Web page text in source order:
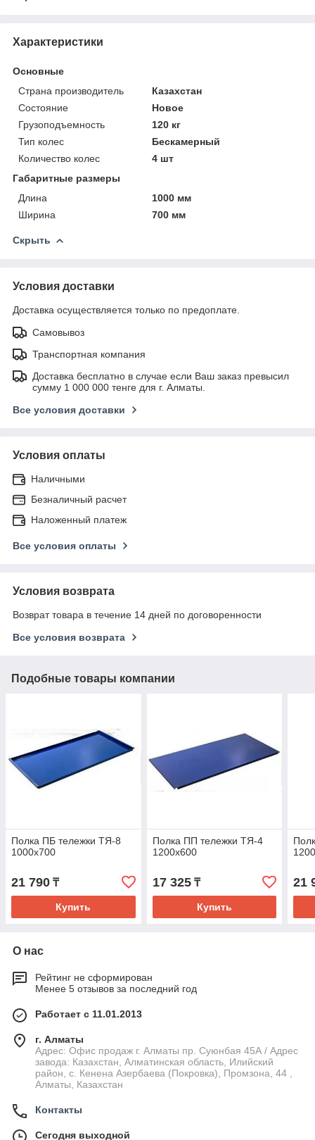
Характеристики
Основные
Страна производитель
Казахстан
Состояние
Новое
Грузоподъемность
120 кг
Тип колес
Бескамерный
Количество колес
4 шт
Габаритные размеры
Длина
1000 мм
Ширина
700 мм
Скрыть
Условия доставки
Доставка осуществляется только по предоплате.
Самовывоз
Транспортная компания
Доставка бесплатно в случае если Ваш заказ превысил
сумму 1 000 000 тенге для г. Алматы.
Все условия доставки
Условия оплаты
Наличными
Безналичный расчет
Наложенный платеж
Все условия оплаты
Условия возврата
Возврат товара в течение 14 дней по договоренности
Все условия возврата
Подобные товары компании
Полка ПБ тележки ТЯ-8
1000х700
21 790 ₸
Купить
Полка ПП тележки ТЯ-4
1200х600
17 325₸
Купить
21
О нас
Рейтинг не сформирован
Менее 5 отзывов за последний год
Работает с 11.01.2013
г. Алматы
Адрес: Офис продаж г. Алматы пр. Суюнбая 45А / Адрес
завода: Казахстан, Алматинская область, Илийский
район, ​с. Кенена Азербаева (Покровка), Промзона, 44​ ,
Алматы, Казахстан
Контакты
Сегодня выходной